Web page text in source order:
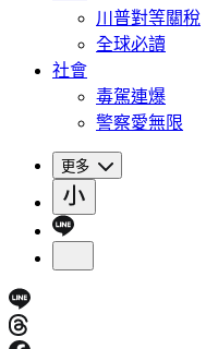
川普對等關稅
全球必讀
社會
毒駕連爆
警察愛無限
更多